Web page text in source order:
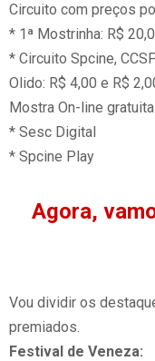
Circuito com preços
* 1ª Mostrinha: R$
* Circuito Spcine,
Olido: R$ 4,00 e R$
Mostra On-line gratuita
* Sesc Digital
* Spcine Play
Agora,
Vou dividir os
premiados.
Festival de Veneza: